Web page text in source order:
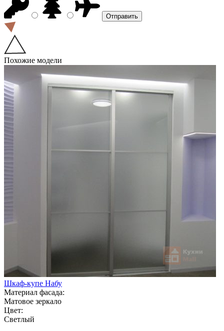
Похожие модели
Шкаф-купе Набу
Материал фасада:
Матовое зеркало
Цвет:
Светлый